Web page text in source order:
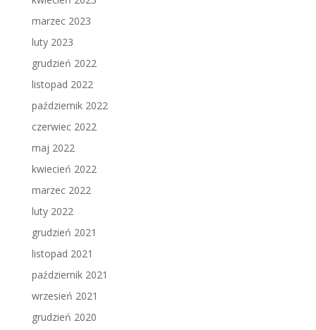
marzec 2023
luty 2023
grudzień 2022
listopad 2022
październik 2022
czerwiec 2022
maj 2022
kwiecień 2022
marzec 2022
luty 2022
grudzień 2021
listopad 2021
październik 2021
wrzesień 2021
grudzień 2020